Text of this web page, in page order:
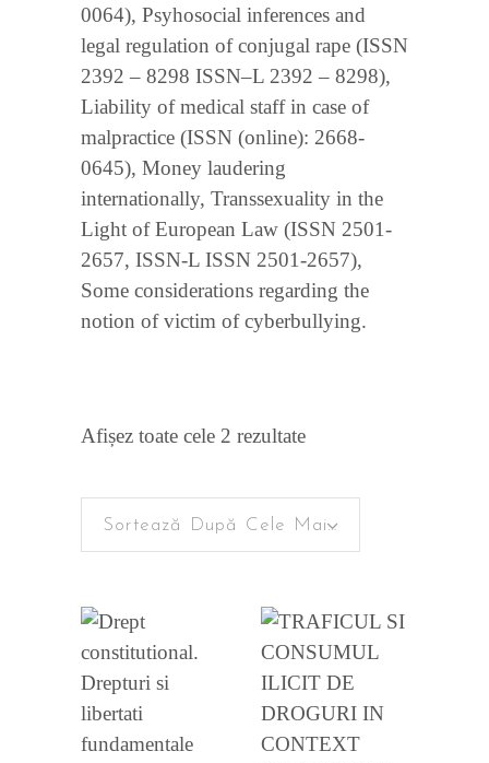
0064), Psyhosocial inferences and
legal regulation of conjugal rape (ISSN
2392 – 8298 ISSN–L 2392 – 8298),
Liability of medical staff in case of
malpractice (ISSN (online): 2668-
0645), Money laudering
internationally, Transsexuality in the
Light of European Law (ISSN 2501-
2657, ISSN-L ISSN 2501-2657),
Some considerations regarding the
notion of victim of cyberbullying.
Afișez toate cele 2 rezultateSortat
recente
Sortează După Cele Mai Recente
VEZI
DETALII VEZI
DETALII